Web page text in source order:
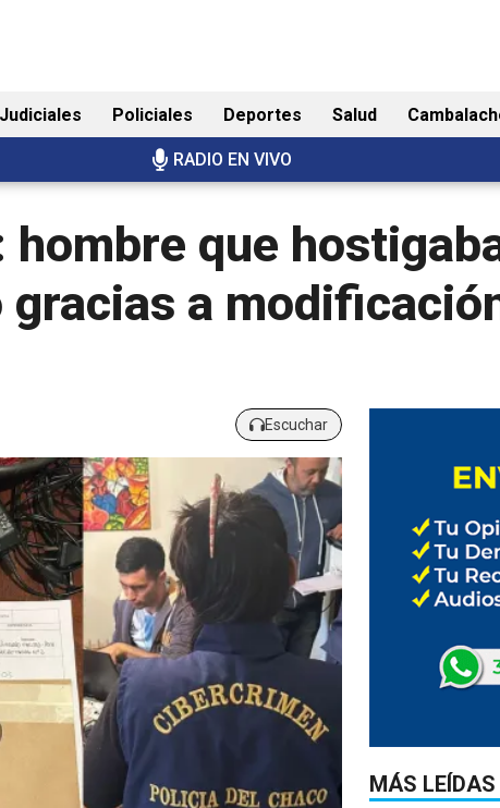
Judiciales Policiales Deportes Salud
RADIO EN VIVO
que
a
Escuchar
MÁS LEÍDAS